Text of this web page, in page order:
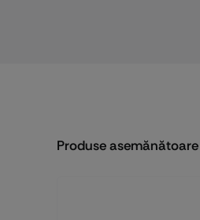
Produse asemănătoare